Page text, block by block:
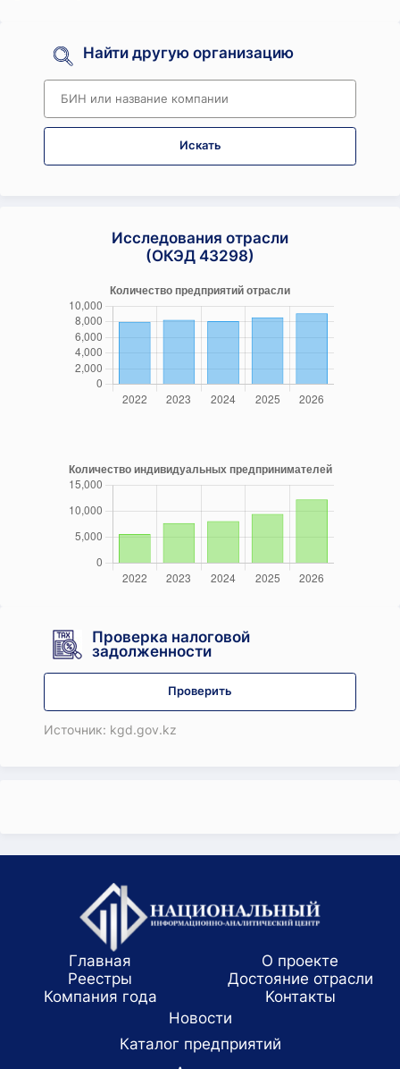
Найти другую организацию
Искать
Исследования отрасли
(ОКЭД 43298)
Проверка налоговой
задолженности
Проверить
Источник: kgd.gov.kz
Главная
О проекте
Реестры
Достояние отрасли
Компания года
Koнтaкты
Новости
Каталог предприятий